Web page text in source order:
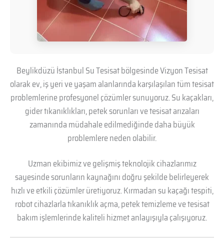
Beylikdüzü İstanbul Su Tesisat bölgesinde Vizyon Tesisat
olarak ev, iş yeri ve yaşam alanlarında karşılaşılan tüm tesisat
problemlerine profesyonel çözümler sunuyoruz. Su kaçakları,
gider tıkanıklıkları, petek sorunları ve tesisat arızaları
zamanında müdahale edilmediğinde daha büyük
problemlere neden olabilir.
Uzman ekibimiz ve gelişmiş teknolojik cihazlarımız
sayesinde sorunların kaynağını doğru şekilde belirleyerek
hızlı ve etkili çözümler üretiyoruz. Kırmadan su kaçağı tespiti,
robot cihazlarla tıkanıklık açma, petek temizleme ve tesisat
bakım işlemlerinde kaliteli hizmet anlayışıyla çalışıyoruz.